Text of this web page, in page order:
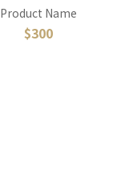
Product Name
$300